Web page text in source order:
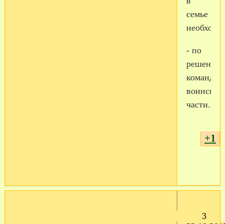
семье
- по
решению
воинской
части.
+1
3